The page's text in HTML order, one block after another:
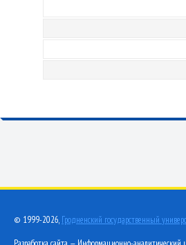
© 1999-2026, Гродненский государственный